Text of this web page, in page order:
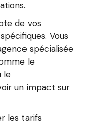
de vos
Vous
spécialisée
le
le
un impact sur
les tarifs